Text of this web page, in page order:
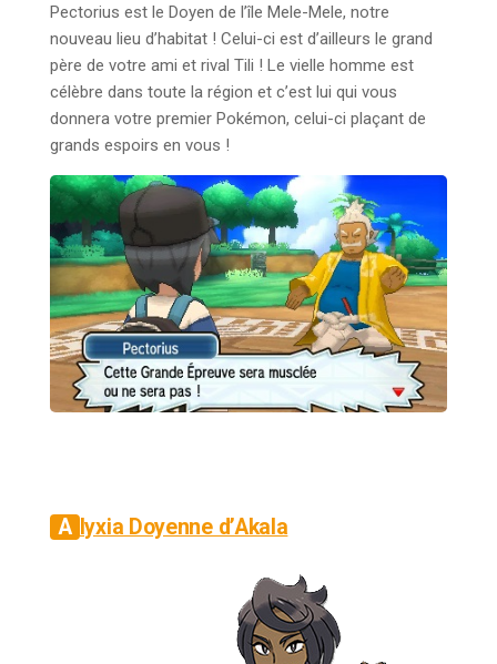
Pectorius est le Doyen de l’île Mele-Mele, notre
nouveau lieu d’habitat ! Celui-ci est d’ailleurs le grand
père de votre ami et rival Tili ! Le vielle homme est
célèbre dans toute la région et c’est lui qui vous
donnera votre premier Pokémon, celui-ci plaçant de
grands espoirs en vous !
Alyxia Doyenne d’Akala